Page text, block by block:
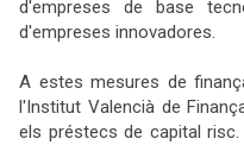
d'empreses de base
d'empreses innovadores.
A estes mesures de
l'Institut Valencià de
els préstecs de capital